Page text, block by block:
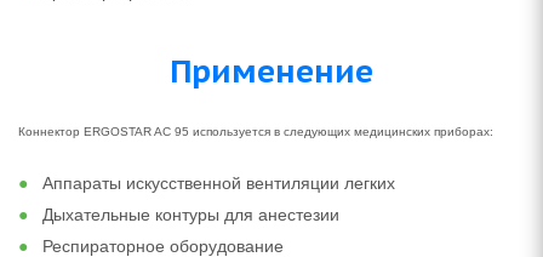
Применение
Коннектор ERGOSTAR AC 95 используется в следующих медицинских приборах:
Аппараты искусственной вентиляции легких
Дыхательные контуры для анестезии
Респираторное оборудование